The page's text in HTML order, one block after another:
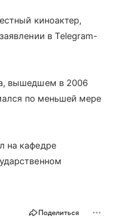
киноактер,
в Telegram-
вышедшем в 2006
по меньшей мере
на кафедре
Поделиться